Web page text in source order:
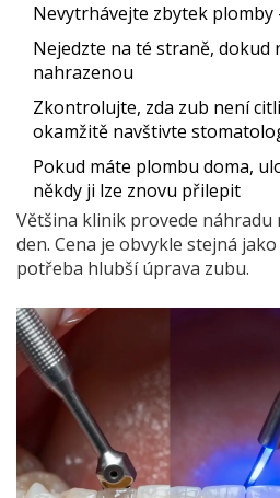
Nevytrhávejte zbytek
Nejedzte na té straně, dokud
nahrazenou
Zkontrolujte, zda zub není
okamžitě navštivte
Pokud máte plombu doma,
někdy ji lze znovu přilepit
Většina klinik provede náhradu
den. Cena je obvykle stejná
potřeba hlubší úprava zubu.